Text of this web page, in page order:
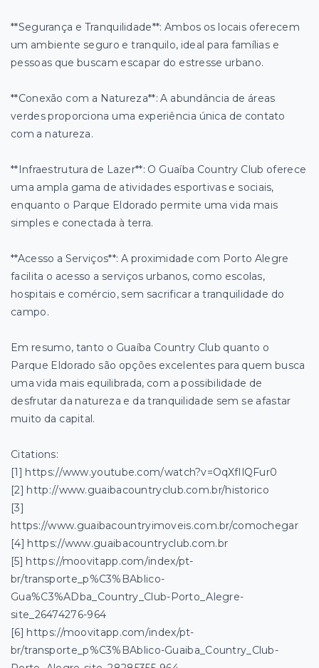
**Segurança e Tranquilidade**: Ambos os locais oferecem
um ambiente seguro e tranquilo, ideal para famílias e
pessoas que buscam escapar do estresse urbano.
**Conexão com a Natureza**: A abundância de áreas
verdes proporciona uma experiência única de contato
com a natureza.
**Infraestrutura de Lazer**: O Guaíba Country Club oferece
uma ampla gama de atividades esportivas e sociais,
enquanto o Parque Eldorado permite uma vida mais
simples e conectada à terra.
**Acesso a Serviços**: A proximidade com Porto Alegre
facilita o acesso a serviços urbanos, como escolas,
hospitais e comércio, sem sacrificar a tranquilidade do
campo.
Em resumo, tanto o Guaíba Country Club quanto o
Parque Eldorado são opções excelentes para quem busca
uma vida mais equilibrada, com a possibilidade de
desfrutar da natureza e da tranquilidade sem se afastar
muito da capital.
Citations:
[1] https://www.youtube.com/watch?v=OqXfIlQFur0
[2] http://www.guaibacountryclub.com.br/historico
[3]
https://www.guaibacountryimoveis.com.br/comochegar
[4] https://www.guaibacountryclub.com.br
[5] https://moovitapp.com/index/pt-
br/transporte_p%C3%BAblico-
Gua%C3%ADba_Country_Club-Porto_Alegre-
site_26474276-964
[6] https://moovitapp.com/index/pt-
br/transporte_p%C3%BAblico-Guaiba_Country_Club-